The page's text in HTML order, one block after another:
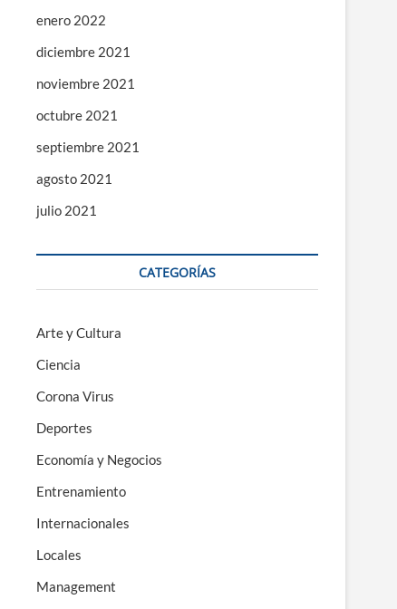
enero 2022
diciembre 2021
noviembre 2021
octubre 2021
septiembre 2021
agosto 2021
julio 2021
CATEGORÍAS
Arte y Cultura
Ciencia
Corona Virus
Deportes
Economía y Negocios
Entrenamiento
Internacionales
Locales
Management